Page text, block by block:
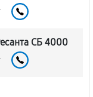
СБ 4000